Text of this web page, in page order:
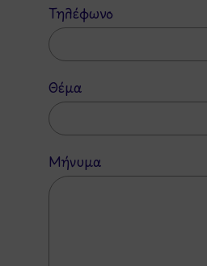
Τηλέφωνο
Θέμα
Μήνυμα